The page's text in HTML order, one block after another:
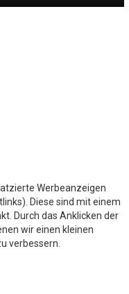
Werbeanzeigen
Diese sind mit einem
Durch das Anklicken der
wir einen kleinen
verbessern.